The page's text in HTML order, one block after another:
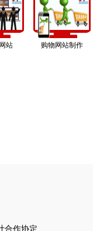
站 购物网站制作
合作协定